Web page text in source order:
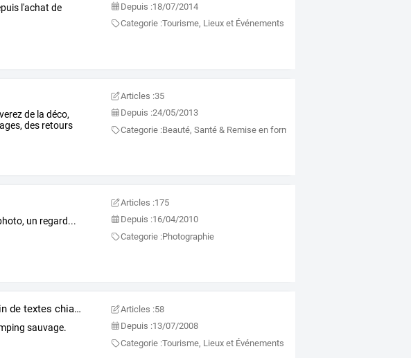
l'achat de
Depuis :18/07/2014
Categorie :Tourisme, Lieux et Événements
de la déco,
des retours
Articles :35
Depuis :24/05/2013
Categorie :Beauté, Santé & Remise en forme
un regard...
Articles :175
Depuis :16/04/2010
Categorie :Photographie
Un blog de voyage avec plein de textes chiants.
sauvage.
Articles :58
Depuis :13/07/2008
Categorie :Tourisme, Lieux et Événements